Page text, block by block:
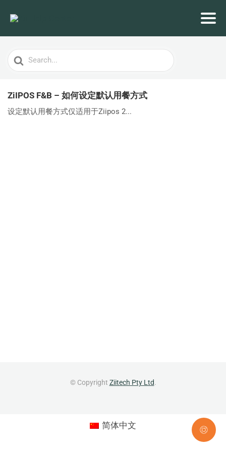
Search
For
ZiIPOS F&B – 如何设定默认用餐方式
设定默认用餐方式仅适用于Ziipos 2...
© Copyright Ziitech Pty Ltd.
简体中文